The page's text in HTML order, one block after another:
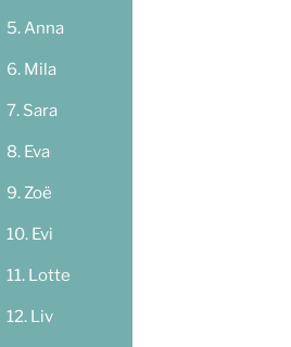
Anna
Mila
Sara
Eva
Zoë
Evi
Lotte
Liv